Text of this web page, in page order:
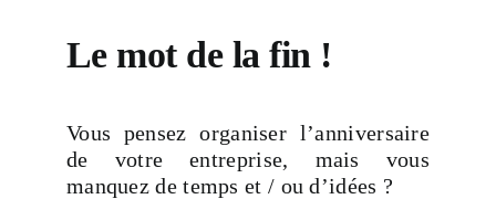
Le mot de la fin !
Vous pensez organiser l’anniversaire
de votre entreprise, mais vous
manquez de temps et / ou d’idées ?